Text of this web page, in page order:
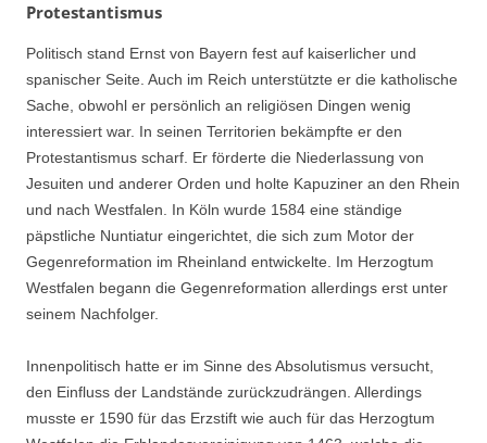
Protestantismus
Politisch stand Ernst von Bayern fest auf kaiserlicher und
spanischer Seite. Auch im Reich unterstützte er die katholische
Sache, obwohl er persönlich an religiösen Dingen wenig
interessiert war. In seinen Territorien bekämpfte er den
Protestantismus scharf. Er förderte die Niederlassung von
Jesuiten und anderer Orden und holte Kapuziner an den Rhein
und nach Westfalen. In Köln wurde 1584 eine ständige
päpstliche Nuntiatur eingerichtet, die sich zum Motor der
Gegenreformation im Rheinland entwickelte. Im Herzogtum
Westfalen begann die Gegenreformation allerdings erst unter
seinem Nachfolger.
Innenpolitisch hatte er im Sinne des Absolutismus versucht,
den Einfluss der Landstände zurückzudrängen. Allerdings
musste er 1590 für das Erzstift wie auch für das Herzogtum